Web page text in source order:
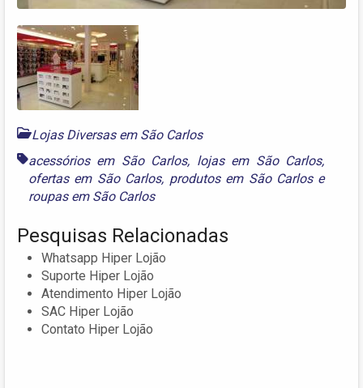
Lojas Diversas em São Carlos
acessórios em São Carlos, lojas em São Carlos,
ofertas em São Carlos, produtos em São Carlose
roupas em São Carlos
Pesquisas Relacionadas
Whatsapp Hiper Lojão
Suporte Hiper Lojão
Atendimento Hiper Lojão
SAC Hiper Lojão
Contato Hiper Lojão